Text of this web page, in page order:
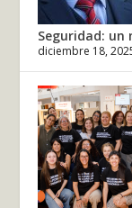
Seguridad: un
diciembre 18,